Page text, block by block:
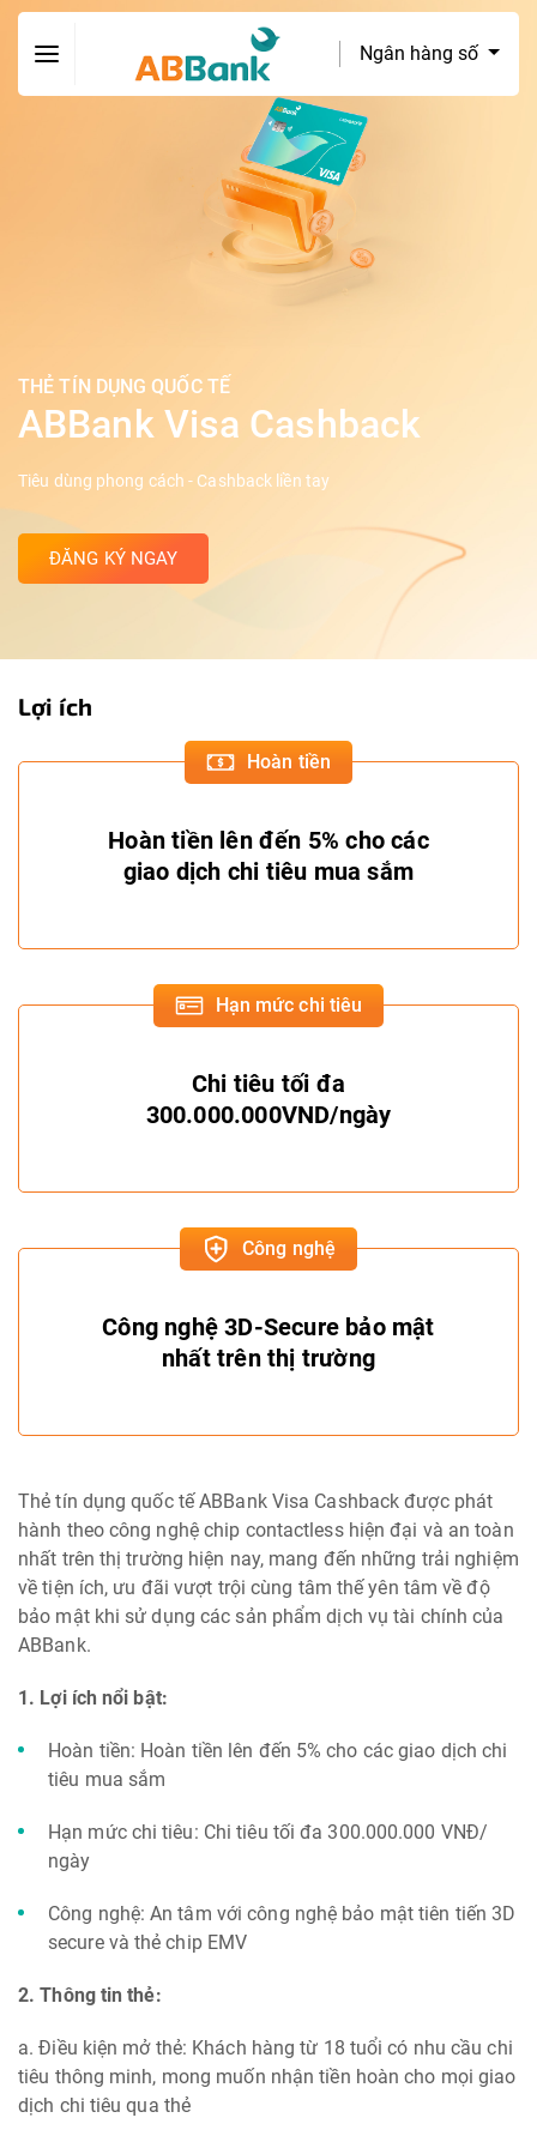
Ngân hàng số
THẺ TÍN DỤNG QUỐC TẾ
ABBank Visa Cashback
Tiêu dùng phong cách - Cashback liền tay
ĐĂNG KÝ NGAY
Lợi ích
Hoàn tiền
Hoàn tiền lên đến 5% cho các
giao dịch chi tiêu mua sắm
Hạn mức chi tiêu
Chi tiêu tối đa
300.000.000VND/ngày
Công nghệ
Công nghệ 3D-Secure bảo mật
nhất trên thị trường
Thẻ tín dụng quốc tế ABBank Visa Cashback được phát
hành theo công nghệ chip contactless hiện đại và an toàn
nhất trên thị trường hiện nay, mang đến những trải nghiệm
về tiện ích, ưu đãi vượt trội cùng tâm thế yên tâm về độ
bảo mật khi sử dụng các sản phẩm dịch vụ tài chính của
ABBank.
1. Lợi ích nổi bật:
Hoàn tiền: Hoàn tiền lên đến 5% cho các giao dịch chi
tiêu mua sắm
Hạn mức chi tiêu: Chi tiêu tối đa 300.000.000 VNĐ/
ngày
Công nghệ: An tâm với công nghệ bảo mật tiên tiến 3D
secure và thẻ chip EMV
2. Thông tin thẻ:
a. Điều kiện mở thẻ: Khách hàng từ 18 tuổi có nhu cầu chi
tiêu thông minh, mong muốn nhận tiền hoàn cho mọi giao
dịch chi tiêu qua thẻ